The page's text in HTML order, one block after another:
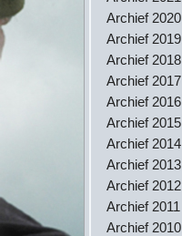
Archief 2020
Archief 2019
Archief 2018
Archief 2017
Archief 2016
Archief 2015
Archief 2014
Archief 2013
Archief 2012
Archief 2011
Archief 2010